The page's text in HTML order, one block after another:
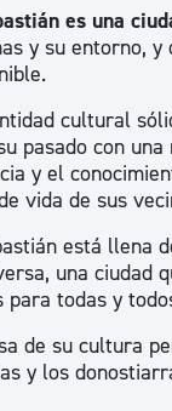
ciudadana y
es una
y su entorno,
cultural
pasado con
y el
vida de sus
está llena
una ciudad
para todas y
de su cultura
y los